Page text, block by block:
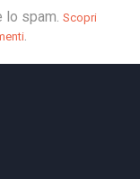
lo spam. Scopri
.